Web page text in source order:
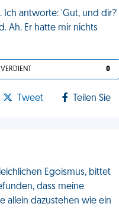
Ich antworte: 'Gut, und dir?'
Ah. Er hatte mir nichts
0
Tweet Teilen Sie
Egoismus, bittet
dass meine
allein dazustehen wie ein